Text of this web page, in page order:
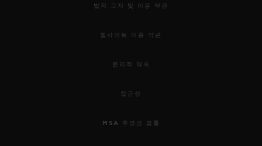
법적 고지 및 이용 약관
웹사이트 이용 약관
윤리적 약속
접근성
MSA 투명성 법률